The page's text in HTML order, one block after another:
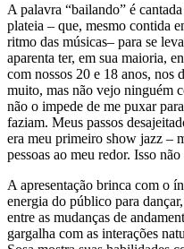
A palavra “bailando” é
plateia – que, mesmo contida
ritmo das músicas– para se
aparenta ter, em sua maioria,
com nossos 20 e 18 anos, nos
muito, mas não vejo ninguém
não o impede de me puxar
faziam. Meus passos
era meu primeiro show jazz –
pessoas ao meu redor. Isso
A apresentação brinca com o
energia do público para
entre as mudanças de
gargalha com as interações